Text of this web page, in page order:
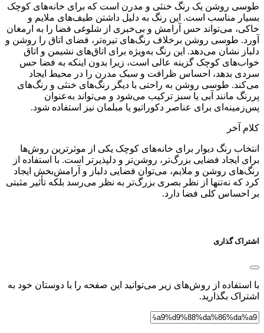
طوسی روشن یک رنگ خنثی و مدرن است که برای خانه‌های کوچک
بسیار مناسب است. این رنگ به دلیل داشتن طیف‌های ملایم و
خاکی، می‌تواند حس آرامش و بی‌خبری از شلوغی فضا را به ارمغان
آورد. طوسی روشن برخلاف رنگ‌های تیره‌تر، فضای اتاق را روشن و
دلباز نشان می‌دهد. این رنگ به‌ویژه برای اتاق‌های نشیمن و اتاق
خواب‌های کوچک گزینه عالی است، زیرا بدون اینکه به فضا حس
سردی بدهد، احساس ظرافت و سبک مدرن را در محیط ایجاد
می‌کند. طوسی روشن به راحتی با دیگر رنگ‌های خنثی و رنگ‌های
پررنگ‌ مانند آبی یا سبز ترکیب می‌شود و می‌تواند به‌عنوان
پس‌زمینه‌ای برای عناصر دکوراتیو یا مبلمان نیز استفاده شود.
کلام آخر
انتخاب رنگ دیوار برای خانه‌های کوچک یکی از موثرترین روش‌ها
برای ایجاد فضایی بزرگ‌تر، روشن‌تر و دلپذیرتر است. با استفاده از
رنگ‌های روشن و ملایم، می‌توان فضایی دلباز و آرامش‌بخش ایجاد
کرد که نه‌تنها از نظر بصری بزرگ‌تر به نظر می‌رسد بلکه تأثیر مثبتی
بر احساس کلی فضا دارد.
اشتراک گذاری
با استفاده از روش‌های زیر می‌توانید این صفحه را با دوستان خود به
اشتراک بگذارید.